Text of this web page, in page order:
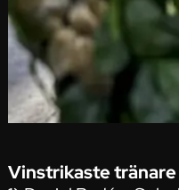
Vinstrikaste tränare